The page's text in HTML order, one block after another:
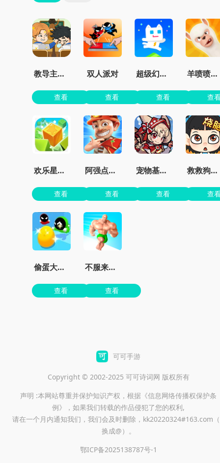
教导主任模拟器
查看
双人派对
查看
超级幻影猫2无限钻石
查看
羊喷喷疯了无限金币
查
欢乐星星碰最新版
查看
阿强点点消官方版
查看
宠物基地最新版本
查看
救救狗狗蜜蜂
查
偷蛋大作战
查看
不服来战鸭正版
查看
可可手游
Copyright © 2002-2025 可可诗词网 版权所有
声明 :本网站尊重并保护知识产权，根据《信息网络传播权保护条
例》，如果我们转载的作品侵犯了您的权利,
请在一个月内通知我们，我们会及时删除，kk20220324#163.com
换成@）。
鄂ICP备2025138787号-1